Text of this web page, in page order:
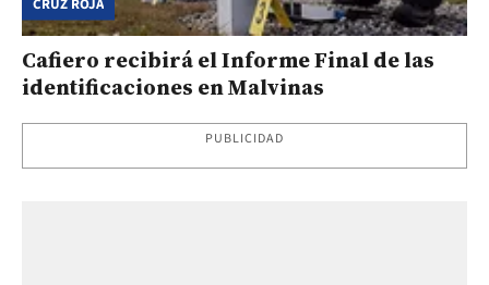
CRUZ ROJA
Cafiero recibirá el Informe Final de las
identificaciones en Malvinas
PUBLICIDAD